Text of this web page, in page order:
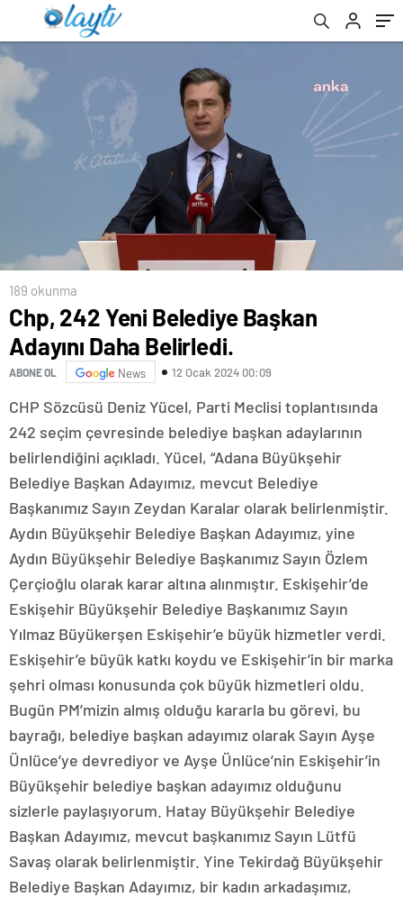
189 okunma
Chp, 242 Yeni Belediye Başkan
Adayını Daha Belirledi.
ABONE OL News 12 Ocak 2024 00:09
CHP Sözcüsü Deniz Yücel, Parti Meclisi toplantısında
242 seçim çevresinde belediye başkan adaylarının
belirlendiğini açıkladı. Yücel, “Adana Büyükşehir
Belediye Başkan Adayımız, mevcut Belediye
Başkanımız Sayın Zeydan Karalar olarak belirlenmiştir.
Aydın Büyükşehir Belediye Başkan Adayımız, yine
Aydın Büyükşehir Belediye Başkanımız Sayın Özlem
Çerçioğlu olarak karar altına alınmıştır. Eskişehir’de
Eskişehir Büyükşehir Belediye Başkanımız Sayın
Yılmaz Büyükerşen Eskişehir’e büyük hizmetler verdi.
Eskişehir’e büyük katkı koydu ve Eskişehir’in bir marka
şehri olması konusunda çok büyük hizmetleri oldu.
Bugün PM’mizin almış olduğu kararla bu görevi, bu
bayrağı, belediye başkan adayımız olarak Sayın Ayşe
Ünlüce’ye devrediyor ve Ayşe Ünlüce’nin Eskişehir’in
Büyükşehir belediye başkan adayımız olduğunu
sizlerle paylaşıyorum. Hatay Büyükşehir Belediye
Başkan Adayımız, mevcut başkanımız Sayın Lütfü
Savaş olarak belirlenmiştir. Yine Tekirdağ Büyükşehir
Belediye Başkan Adayımız, bir kadın arkadaşımız,